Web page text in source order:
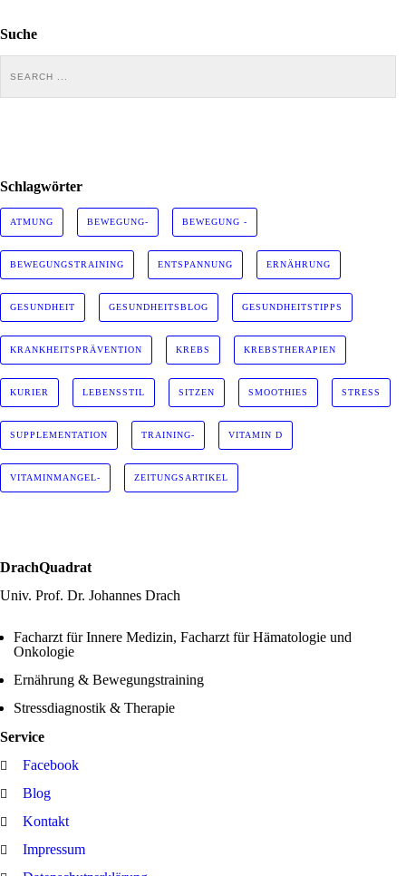
Suche
Schlagwörter
ATMUNG BEWEGUNG- BEWEGUNG -
BEWEGUNGSTRAINING ENTSPANNUNG ERNÄHRUNG
GESUNDHEIT GESUNDHEITSBLOG GESUNDHEITSTIPPS
KRANKHEITSPRÄVENTION KREBS KREBSTHERAPIEN
KURIER LEBENSSTIL SITZEN SMOOTHIES STRESS
SUPPLEMENTATION TRAINING- VITAMIN D
VITAMINMANGEL- ZEITUNGSARTIKEL
DrachQuadrat
Univ. Prof. Dr. Johannes Drach
Facharzt für Innere Medizin, Facharzt für Hämatologie und
Onkologie
Ernährung & Bewegungstraining
Stressdiagnostik & Therapie
Service
Facebook
Blog
Kontakt
Impressum